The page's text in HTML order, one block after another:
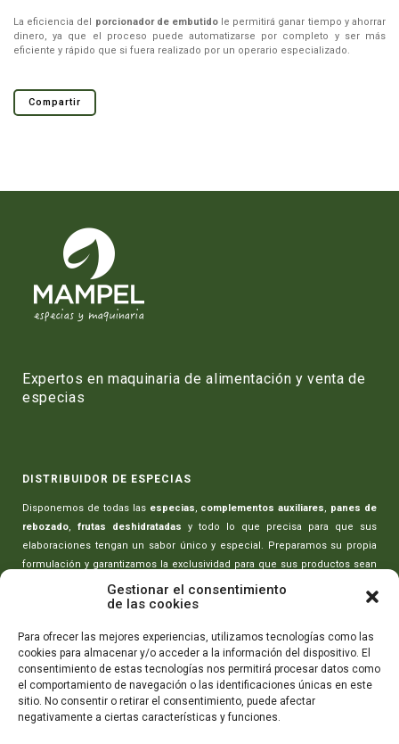
Gestionar el consentimiento
de las cookies
Para ofrecer las mejores experiencias, utilizamos tecnologías como las
cookies para almacenar y/o acceder a la información del dispositivo. El
consentimiento de estas tecnologías nos permitirá procesar datos como
el comportamiento de navegación o las identificaciones únicas en este
sitio. No consentir o retirar el consentimiento, puede afectar
negativamente a ciertas características y funciones.
La eficiencia del porcionador de embutidole permitirá ganar tiempo y ahorrar
dinero, ya que el proceso puede automatizarse por completo y ser más
eficiente y rápido que si fuera realizado por un operario especializado.
Compartir
Expertos en maquinaria de alimentación y venta de
especias
DISTRIBUIDOR DE ESPECIAS
Disponemos de todas las especias, complementos auxiliares, panes de
rebozado, frutas deshidratadas y todo lo que precisa para que sus
elaboraciones tengan un sabor único y especial. Preparamos su propia
formulación y garantizamos la exclusividad para que sus productos sean
Toda la maquinaria necesaria para realizar sus elaboraciones:picadoras
de carne,amasadoras-mezcladoras, máquinas rellenado de embutidos,
máquinas de envasado,cortadoras de embutidosy todo lo que necesita
para que sus productos tengan la máxima calidad.